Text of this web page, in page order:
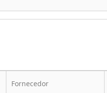
Fornecedor